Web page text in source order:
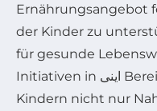
Ernährungsangebot
der Kinder zu
für gesunde
Initiativen in اینی Bereich zielen darauf ab, den
Kindern nicht nur